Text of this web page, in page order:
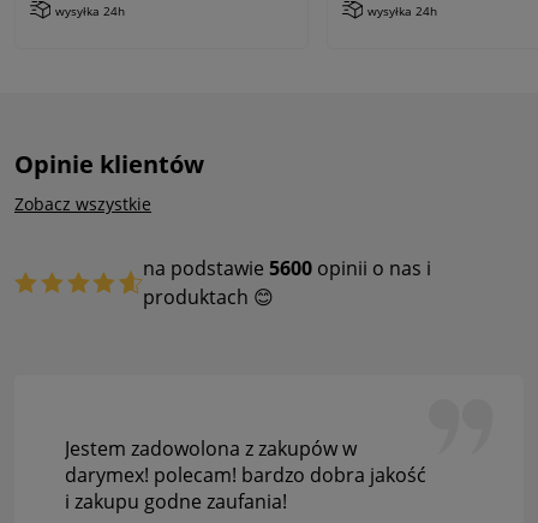
wysyłka 24h wysyłka 24h
Opinie klientów
Zobacz wszystkie
na podstawie 5600 opinii o nas i
produktach 😊
Jestem zadowolona z zakupów w
darymex! polecam! bardzo dobra jakość
i zakupu godne zaufania!